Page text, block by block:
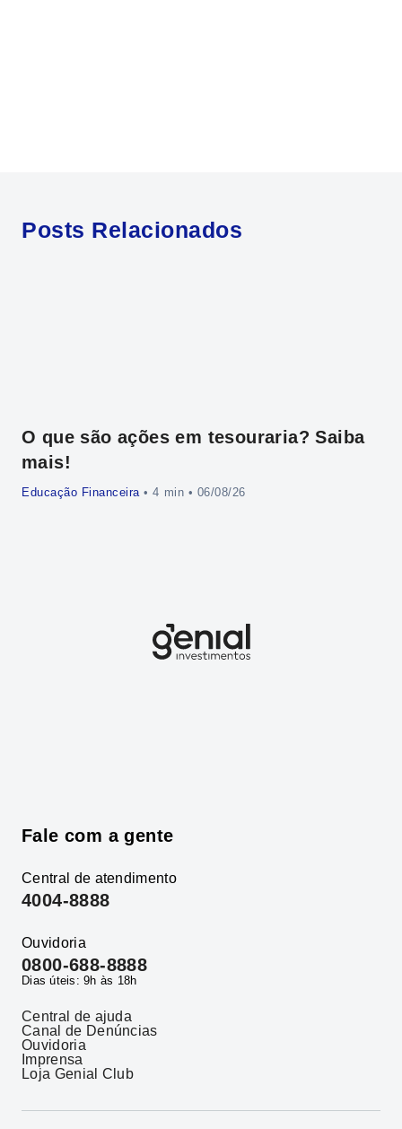
Posts Relacionados
O que são ações em tesouraria? Saiba
mais!
Educação Financeira• • 06/08/26
Fale com a gente
Central de atendimento
4004-8888
Ouvidoria
0800-688-8888
Dias úteis: 9h às 18h
Central de ajuda
Canal de Denúncias
Ouvidoria
Imprensa
Loja Genial Club